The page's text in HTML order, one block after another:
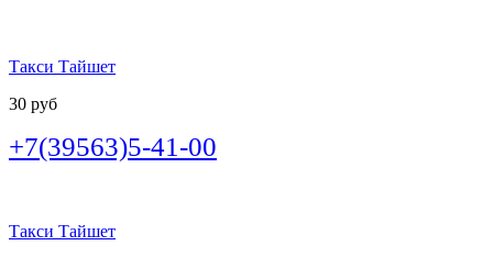
Такси Тайшет
30 руб
+7(39563)5-41-00
Такси Тайшет